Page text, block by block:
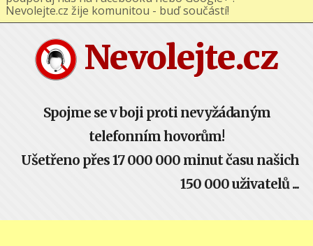
Nevolejte.cz
Spojme se v boji proti nevyžádaným
telefonním hovorům!
Ušetřeno přes 17 000 000 minut času našich
150 000 uživatelů ...
podporuj nás na Facebooku nebo Google+ !
Nevolejte.cz žije komunitou - buď součástí!